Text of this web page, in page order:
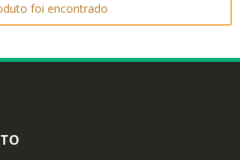
foi encontrado